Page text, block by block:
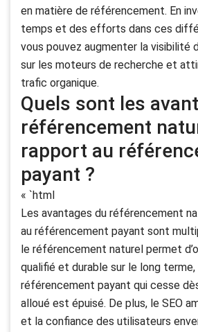
en matière de référencement. En
temps et des efforts dans ces
vous pouvez augmenter la visibilité
sur les moteurs de recherche et
trafic organique.
Quels sont les
référencement
rapport au
payant ?
« `html
Les avantages du référencement
au référencement payant sont
le référencement naturel permet
qualifié et durable sur le long
référencement payant qui cesse
alloué est épuisé. De plus, le SEO
et la confiance des utilisateurs